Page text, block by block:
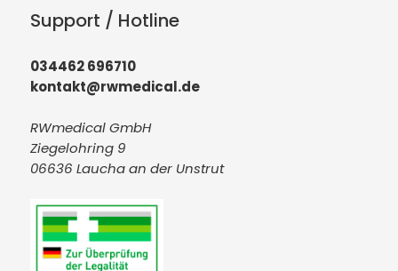
Support / Hotline
034462 696710
kontakt@rwmedical.de
RWmedical GmbH
Ziegelohring 9
06636 Laucha an der Unstrut